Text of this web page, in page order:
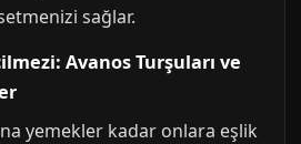
sağlar.
Avanos Turşuları ve
yemekler kadar onlara eşlik